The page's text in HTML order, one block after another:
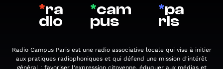
*ra
dio
*cam
pus
*pa
ris
Radio Campus Paris est une radio associative locale qui vise à initier
aux pratiques radiophoniques et qui défend une mission d'intérêt
général : favoriser l'expression citoyenne, éduquer aux médias et